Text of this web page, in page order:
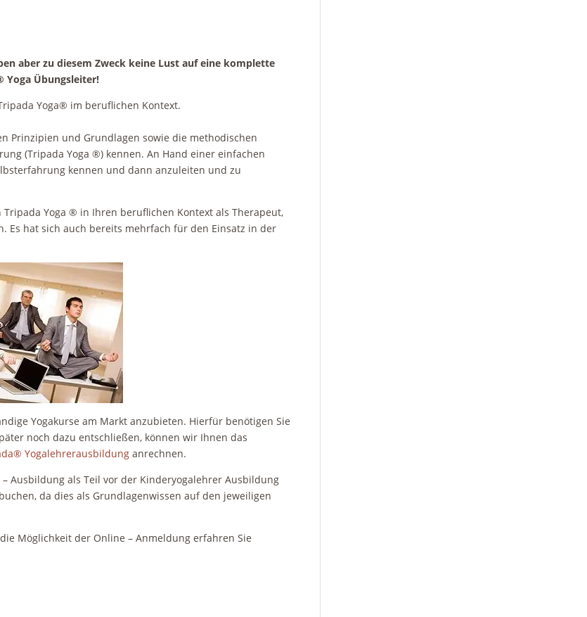
aber zu diesem Zweck keine Lust auf eine komplette
Yoga Übungsleiter!
Yoga® im beruflichen Kontext.
Prinzipien und Grundlagen sowie die methodischen
(Tripada Yoga ®) kennen. An Hand einer einfachen
kennen und dann anzuleiten und zu
Yoga ® in Ihren beruflichen Kontext als Therapeut,
Es hat sich auch bereits mehrfach für den Einsatz in der
Yogakurse am Markt anzubieten. Hierfür benötigen Sie
noch dazu entschließen, können wir Ihnen das
Yogalehrerausbildung anrechnen.
Ausbildung als Teil vor der Kinderyogalehrer Ausbildung
da dies als Grundlagenwissen auf den jeweiligen
Möglichkeit der Online – Anmeldung erfahren Sie